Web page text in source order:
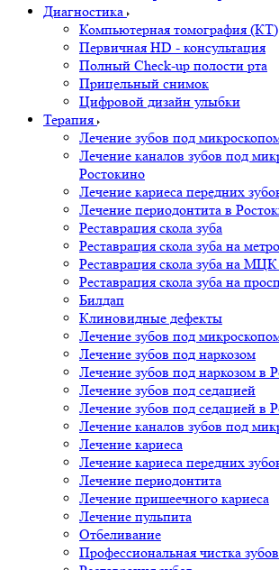
Диагностика
Компьютерная томография (КТ)
Первичная HD - консультация
Полный Check-up полости рта
Прицельный снимок
Цифровой дизайн улыбки
Терапия
Лечение зубов под
Лечение каналов зубов под
Ростокино
Лечение кариеса передних
Лечение периодонтита в
Реставрация скола зуба
Реставрация скола зуба на
Реставрация скола зуба на
Реставрация скола зуба на
Билдап
Клиновидные дефекты
Лечение зубов под
Лечение зубов под наркозом
Лечение зубов под наркозом в
Лечение зубов под седацией
Лечение зубов под седацией в
Лечение каналов зубов под
Лечение кариеса
Лечение кариеса передних
Лечение периодонтита
Лечение пришеечного кариеса
Лечение пульпита
Отбеливание
Профессиональная чистка зубов